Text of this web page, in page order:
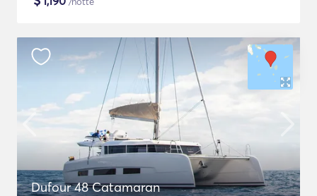
Dufour 48 Catamaran